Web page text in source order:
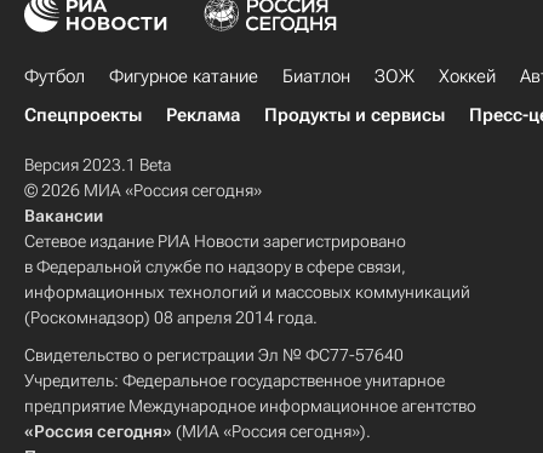
Футбол Фигурное катание Биатлон ЗОЖ Хоккей
Спецпроекты
Реклама Продукты и сервисы Пресс-
Версия 2023.1 Beta
© 2026 МИА «Россия сегодня»
Вакансии
Сетевое издание РИА Новости зарегистрировано
в Федеральной службе по надзору в сфере связи,
информационных технологий и массовых коммуникаций
(Роскомнадзор) 08 апреля 2014 года.
Свидетельство о регистрации Эл № ФС77-57640
Учредитель: Федеральное государственное унитарное
предприятие Международное информационное агентство
«Россия сегодня» (МИА «Россия сегодня»).